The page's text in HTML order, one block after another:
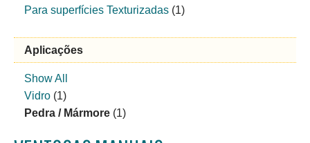
Para superfícies Texturizadas (1)
Aplicações
Show All
Vidro (1)
Pedra / Mármore (1)